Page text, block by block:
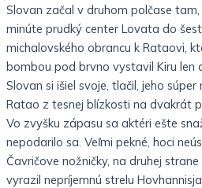
Slovan začal v druhom polčase tam,
minúte prudký center Lovata do
michalovského obrancu k Rataovi,
bombou pod brvno vystavil Kiru len
Slovan si išiel svoje, tlačil, jeho
Ratao z tesnej blízkosti na dvakrát
Vo zvyšku zápasu sa aktéri ešte
nepodarilo sa. Veľmi pekné, hoci
Čavričove nožničky, na druhej
vyrazil nepríjemnú strelu